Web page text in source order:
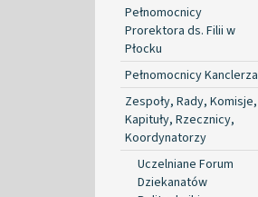
Pełnomocnicy
Prorektora ds. Filii w
Płocku
Pełnomocnicy Kanclerza
Zespoły, Rady, Komisje,
Kapituły, Rzecznicy,
Koordynatorzy
Uczelniane Forum
Dziekanatów